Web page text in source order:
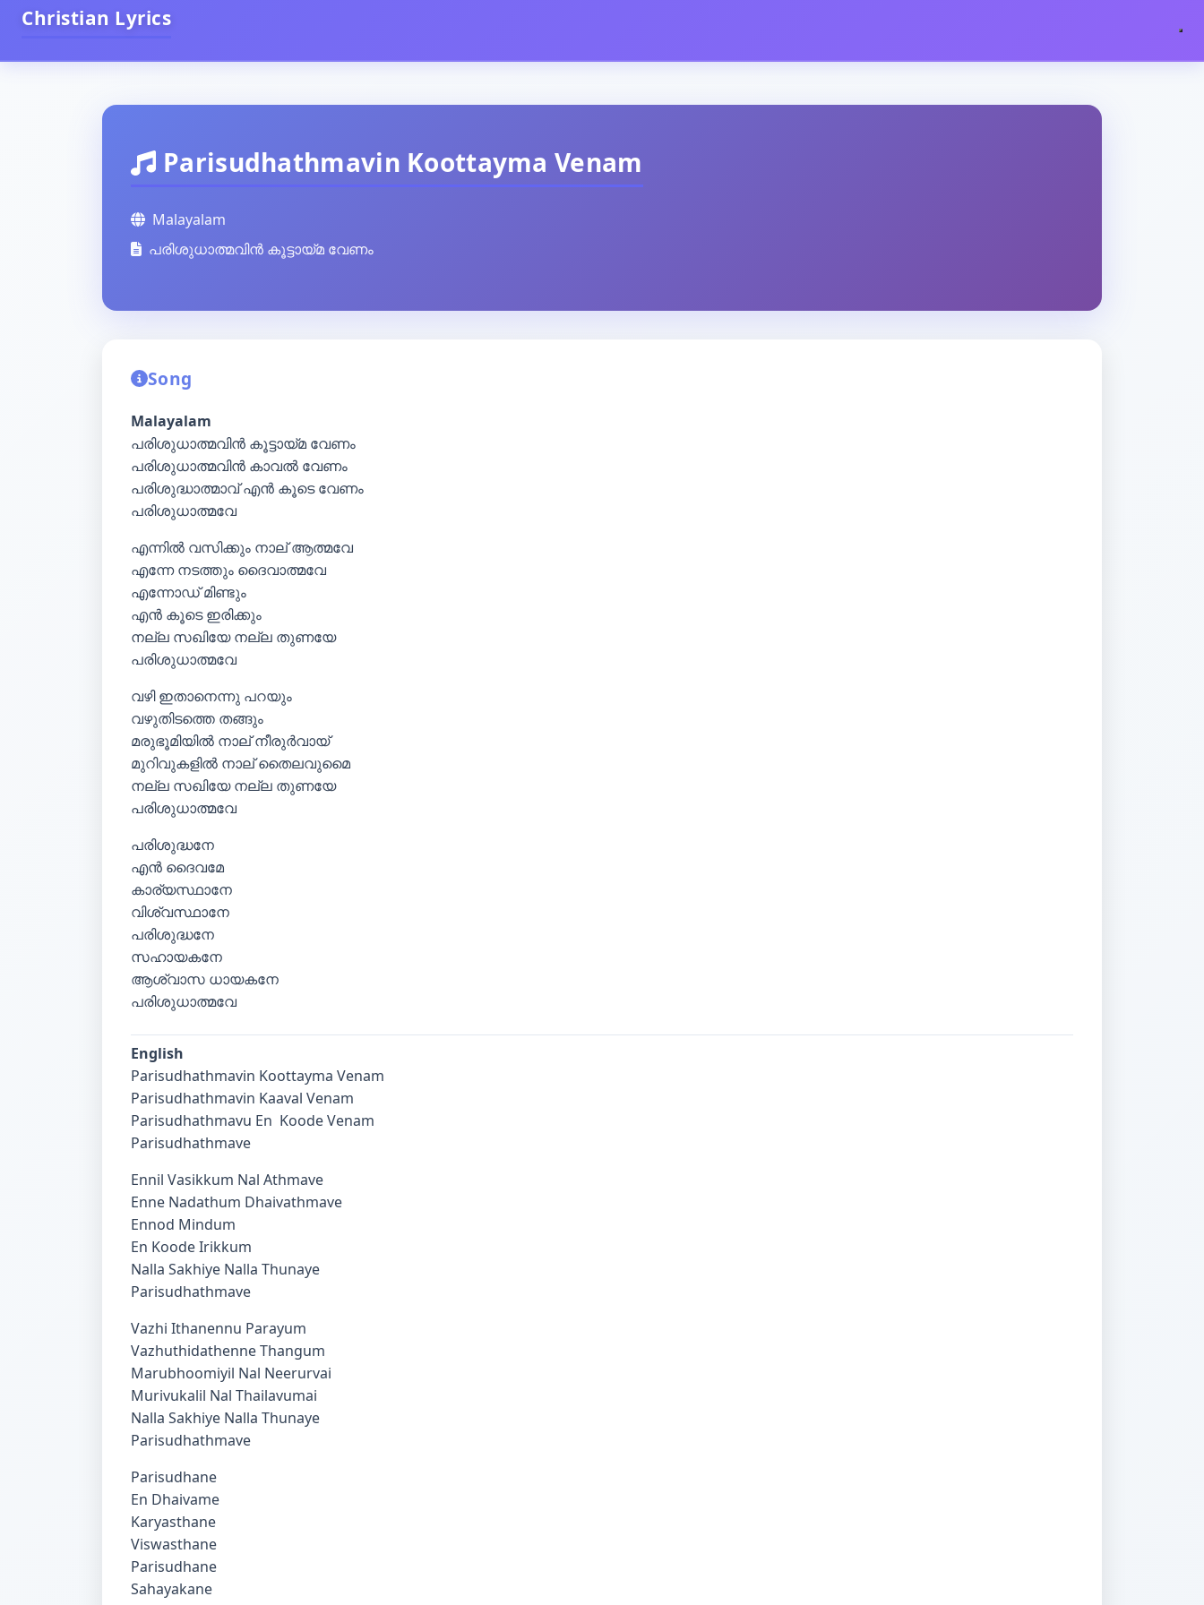
Christian Lyrics
Parisudhathmavin Koottayma Venam
Malayalam
പരിശുധാത്മവിൻ കൂട്ടായ്മ വേണം
Song
Malayalam
പരിശുധാത്മവിൻ കൂട്ടായ്മ വേണം
പരിശുധാത്മവിൻ കാവൽ വേണം
പരിശുദ്ധാത്മാവ് എൻ കൂടെ വേണം
പരിശുധാത്മവേ
എന്നിൽ വസിക്കും നാല് ആത്മവേ
എന്നേ നടത്തും ദൈവാത്മവേ
എന്നോഡ് മിണ്ടും
എൻ കൂടെ ഇരിക്കും
നല്ല സഖിയേ നല്ല തുണയേ
പരിശുധാത്മവേ
വഴി ഇതാനെന്നു പറയും
വഴുതിടത്തെ തങ്ങും
മരുഭൂമിയിൽ നാല് നീരുർവായ്
മുറിവുകളിൽ നാല് തൈലവുമൈ
നല്ല സഖിയേ നല്ല തുണയേ
പരിശുധാത്മവേ
പരിശുദ്ധനേ
എൻ ദൈവമേ
കാര്യസ്ഥാനേ
വിശ്വസ്ഥാനേ
പരിശുദ്ധനേ
സഹായകനേ
ആശ്വാസ ധായകനേ
പരിശുധാത്മവേ
English
Parisudhathmavin Koottayma Venam
Parisudhathmavin Kaaval Venam
Parisudhathmavu En Koode Venam
Parisudhathmave
Ennil Vasikkum Nal Athmave
Enne Nadathum Dhaivathmave
Ennod Mindum
En Koode Irikkum
Nalla Sakhiye Nalla Thunaye
Parisudhathmave
Vazhi Ithanennu Parayum
Vazhuthidathenne Thangum
Marubhoomiyil Nal Neerurvai
Murivukalil Nal Thailavumai
Nalla Sakhiye Nalla Thunaye
Parisudhathmave
Parisudhane
En Dhaivame
Karyasthane
Viswasthane
Parisudhane
Sahayakane